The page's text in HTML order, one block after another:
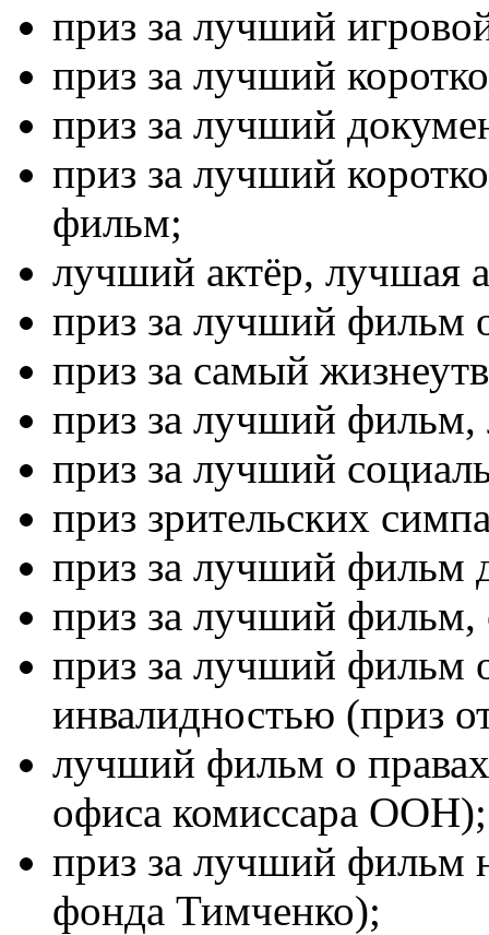
приз за лучший
приз за лучший
приз за лучший
приз за лучший
фильм;
лучший актёр, лучшая
приз за лучший фильм
приз за самый
приз за лучший
приз за лучший
приз зрительских
приз за лучший фильм
приз за лучший фильм,
приз за лучший фильм
инвалидностью (приз
лучший фильм о
офиса комиссара ООН);
приз за лучший фильм
фонда Тимченко);